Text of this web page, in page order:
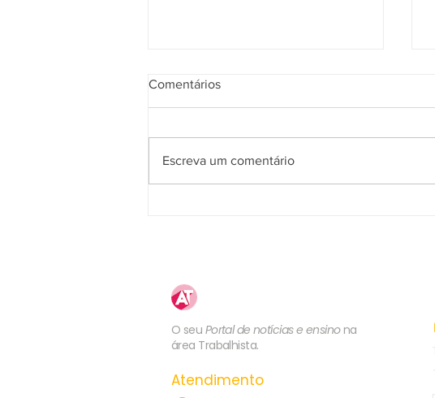
Comentários
Escreva um comentário
O seu Portal de notícias e ensino na
área Trabalhista.
Atendimento